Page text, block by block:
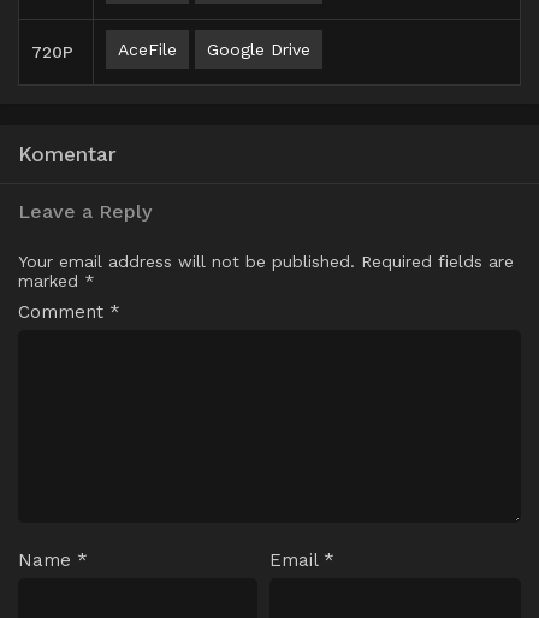
720P AceFile Google Drive
Komentar
Leave a Reply
Your email address will not be published. Required fields are
marked *
Comment *
Name * Email *